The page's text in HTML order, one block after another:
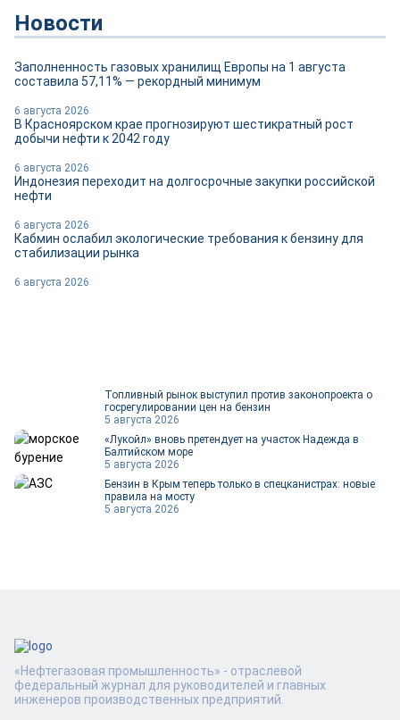
Новости
Заполненность газовых хранилищ Европы на 1 августа
составила 57,11% — рекордный минимум
6 августа 2026
В Красноярском крае прогнозируют шестикратный рост
добычи нефти к 2042 году
6 августа 2026
Индонезия переходит на долгосрочные закупки российской
нефти
6 августа 2026
Кабмин ослабил экологические требования к бензину для
стабилизации рынка
6 августа 2026
Топливный рынок выступил против законопроекта о
госрегулировании цен на бензин
5 августа 2026
«Лукойл» вновь претендует на участок Надежда в
Балтийском море
5 августа 2026
Бензин в Крым теперь только в спецканистрах: новые
правила на мосту
5 августа 2026
«Нефтегазовая промышленность» - отраслевой
федеральный журнал для руководителей и главных
инженеров производственных предприятий.